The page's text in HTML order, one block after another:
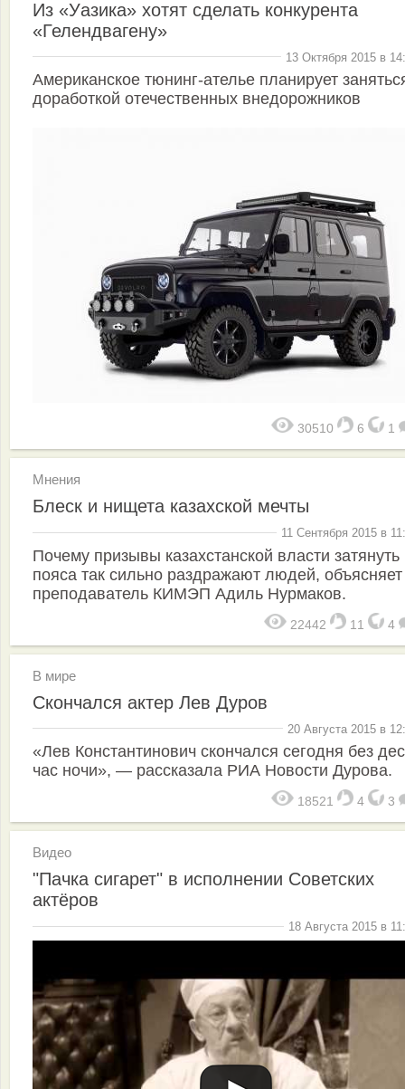
Из «Уазика» хотят сделать конкурента
«Гелендвагену»
13 Октября 2015 в
Американское тюнинг-ателье планирует
доработкой отечественных внедорожников
30510 6 1
Мнения
Блеск и нищета казахской мечты
11 Сентября 2015 в
Почему призывы казахстанской власти затянуть
пояса так сильно раздражают людей, объясняет
преподаватель КИМЭП Адиль Нурмаков.
22442 11 4
В мире
Скончался актер Лев Дуров
20 Августа 2015 в
«Лев Константинович скончался сегодня без
час ночи», — рассказала РИА Новости Дурова.
18521 4 3
Видео
"Пачка сигарет" в исполнении Советских
актёров
18 Августа 2015 в